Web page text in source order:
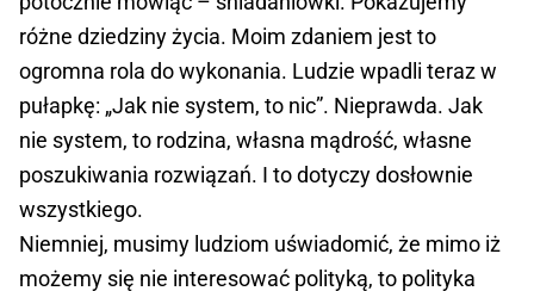
różne dziedziny życia. Moim zdaniem jest to
ogromna rola do wykonania. Ludzie wpadli teraz w
pułapkę: „Jak nie system, to nic”. Nieprawda. Jak
nie system, to rodzina, własna mądrość, własne
poszukiwania rozwiązań. I to dotyczy dosłownie
wszystkiego.
Niemniej, musimy ludziom uświadomić, że mimo iż
możemy się nie interesować polityką, to polityka